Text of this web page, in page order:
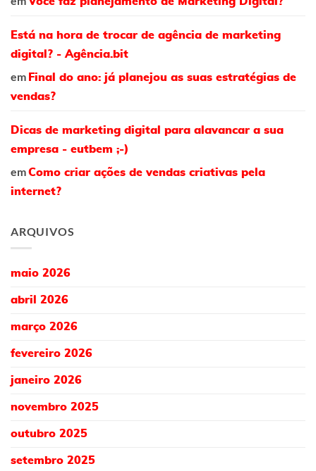
Está na hora de trocar de agência de marketing
digital? - Agência.bit
em Final do ano: já planejou as suas estratégias de
vendas?
Dicas de marketing digital para alavancar a sua
empresa - eutbem ;-)
emComo criar ações de vendas criativas pela
internet?
ARQUIVOS
maio 2026
abril 2026
março 2026
fevereiro 2026
janeiro 2026
novembro 2025
outubro 2025
setembro 2025